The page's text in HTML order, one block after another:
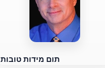
תום מידות טובות